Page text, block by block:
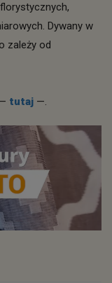
Dywany w
zależy od
tutaj —.